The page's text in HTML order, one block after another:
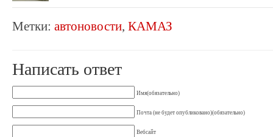
Метки: автоновости, КАМАЗ
Написать ответ
Имя(обязательно)
Почта (не будет опубликовано)(обязательно)
Вебсайт